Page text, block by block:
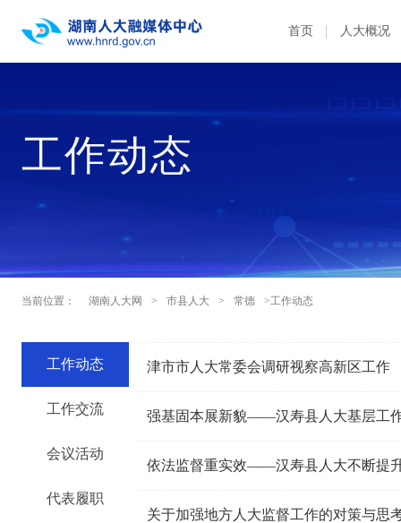
首页 人大概况
工作动态
当前位置： 湖南人大网 > 市县人大 > 常德 >工作动态
工作动态
工作交流
会议活动
代表履职
津市市人大常委会调研视察高新区工作
强基固本展新貌——汉寿县人大基层工
依法监督重实效——汉寿县人大不断提
关于加强地方人大监督工作的对策与思